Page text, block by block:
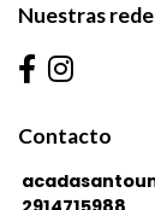
Nuestras
Contacto